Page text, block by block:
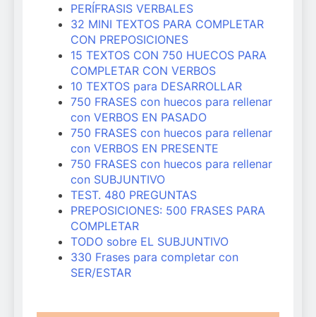
PERÍFRASIS VERBALES
32 MINI TEXTOS PARA COMPLETAR
CON PREPOSICIONES
15 TEXTOS CON 750 HUECOS PARA
COMPLETAR CON VERBOS
10 TEXTOS para DESARROLLAR
750 FRASES con huecos para rellenar
con VERBOS EN PASADO
750 FRASES con huecos para rellenar
con VERBOS EN PRESENTE
750 FRASES con huecos para rellenar
con SUBJUNTIVO
TEST. 480 PREGUNTAS
PREPOSICIONES: 500 FRASES PARA
COMPLETAR
TODO sobre EL SUBJUNTIVO
330 Frases para completar con
SER/ESTAR